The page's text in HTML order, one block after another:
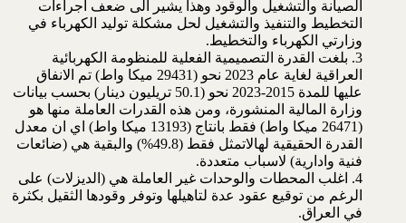
الصيانة والتشغيل والوقود وهذا يشير الى ضعف اجراءات
التخطيط والتنفيذ والتشغيل لحل مشكلة توليد الكهرباء في
وزارتي الكهرباء والتخطيط.
3. بلغت القدرة التصميمية الفعلية للمنظومة الكهربائية
العراقية لغاية عام 2023 نحو (29431 ميكا واط) تم الانفاق
عليها للمدة 2015-2023 نحو (50.1 تريليون دينار) بحسب بيانات
وزارة المالية المنشورة، ومن هذه القدرات العاملة منها هو
(26471 ميكا واط) فقط بانتاج (13193 ميكا واط) اي ان معدل
القدرة الحقيقية لهالاتمثل فقط (49.8%) والبقية هي (ضائعات
فنية وادارية) لاسباب متعددة.
4. اغلب المحطات والوحدات غير العاملة هي (الديزلات) على
الرغم من توقيع عقود عدة لتاهيلها وتوفر وقودها الثقيل بكثرة
في العراق.